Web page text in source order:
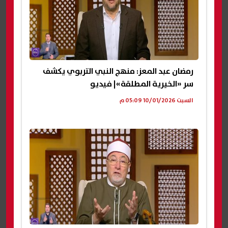
رمضان عبد المعز: منهج النبي التربوي يكشف
سر «الخيرية المطلقة»| فيديو
السبت 10/01/2026 05:09 م